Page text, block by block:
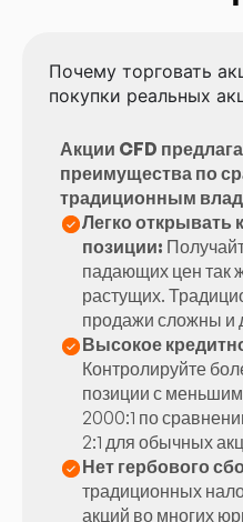
Почему торговать
покупки реальных
Акции CFD
преимущества по
традиционным
Легко открывать
позиции:
падающих цен так
растущих.
продажи сложны и
Высокое
Контролируйте
позиции с
2000:1 по
2:1 для обычных
Нет гербового
традиционных
акций во многих